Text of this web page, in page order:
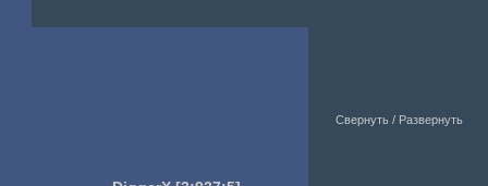
Свернуть / Развернуть